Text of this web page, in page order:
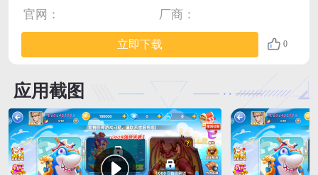
官网：
厂商：
立即下载 0
应用截图